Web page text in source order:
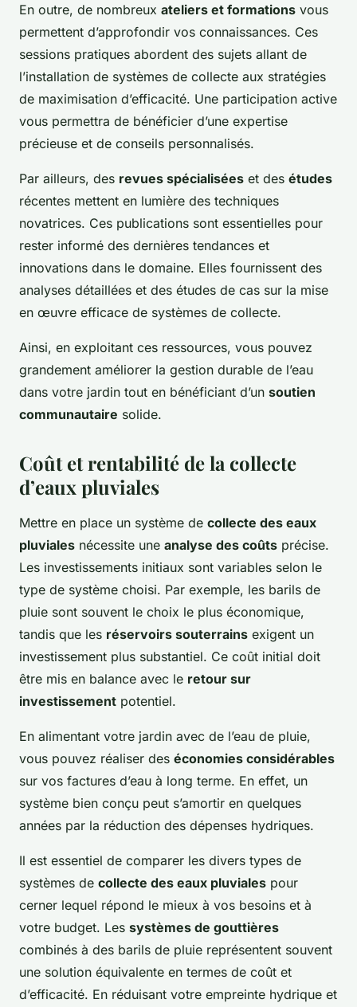
En outre, de nombreux ateliers et formations vous
permettent d’approfondir vos connaissances. Ces
sessions pratiques abordent des sujets allant de
l’installation de systèmes de collecte aux stratégies
de maximisation d’efficacité. Une participation active
vous permettra de bénéficier d’une expertise
précieuse et de conseils personnalisés.
Par ailleurs, des revues spécialisées et des études
récentes mettent en lumière des techniques
novatrices. Ces publications sont essentielles pour
rester informé des dernières tendances et
innovations dans le domaine. Elles fournissent des
analyses détaillées et des études de cas sur la mise
en œuvre efficace de systèmes de collecte.
Ainsi, en exploitant ces ressources, vous pouvez
grandement améliorer la gestion durable de l’eau
dans votre jardin tout en bénéficiant d’un soutien
communautaire solide.
Coût et rentabilité de la collecte
d’eaux pluviales
Mettre en place un système de collecte des eaux
pluviales nécessite une analyse des coûts précise.
Les investissements initiaux sont variables selon le
type de système choisi. Par exemple, les barils de
pluie sont souvent le choix le plus économique,
tandis que les réservoirs souterrains exigent un
investissement plus substantiel. Ce coût initial doit
être mis en balance avec le retour sur
investissement potentiel.
En alimentant votre jardin avec de l’eau de pluie,
vous pouvez réaliser des économies considérables
sur vos factures d’eau à long terme. En effet, un
système bien conçu peut s’amortir en quelques
années par la réduction des dépenses hydriques.
Il est essentiel de comparer les divers types de
systèmes de collecte des eaux pluviales pour
cerner lequel répond le mieux à vos besoins et à
votre budget. Les systèmes de gouttières
combinés à des barils de pluie représentent souvent
une solution équivalente en termes de coût et
d’efficacité. En réduisant votre empreinte hydrique et